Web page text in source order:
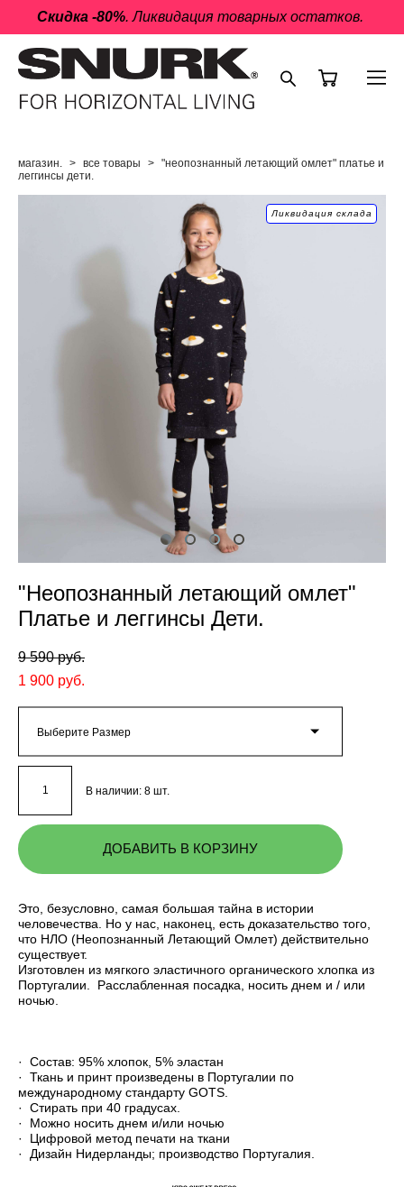
Скидка -80%. Ликвидация товарных остатков.
магазин. > все товары > "неопознанный летающий омлет" платье и
леггинсы дети.
Ликвидация склада
"Неопознанный летающий омлет"
Платье и леггинсы Дети.
9 590 pуб.
1 900 pуб.
Выберите Размер
В наличии: 8 шт.
ДОБАВИТЬ В КОРЗИНУ
Это, безусловно, самая большая тайна в истории
человечества. Но у нас, наконец, есть доказательство того,
что НЛО (Неопознанный Летающий Омлет) действительно
существует.
Изготовлен из мягкого эластичного органического хлопка из
Португалии. Расслабленная посадка, носить днем ​​и / или
ночью.
· Состав: 95% хлопок, 5% эластан
· Ткань и принт произведены в Португалии по
международному стандарту GOTS.
· Стирать при 40 градусах.
· Можно носить днем и/или ночью
· Цифровой метод печати на ткани
· Дизайн Нидерланды; производство Португалия.